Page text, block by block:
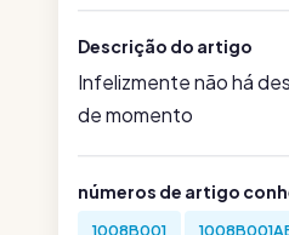
Descrição do artigo
Infelizmente não há
de momento
números de artigo
1008B001